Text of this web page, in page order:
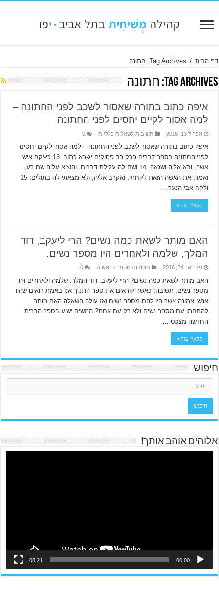
דף הבית / Tag Archives: חתונה
Tag Archives: חתונה
איפה כתוב בתורה שאסור לשכב לפני החתונה –
למה אסור לקיים יחסים לפני החתונה
אפריל 13, 2016 תשובות לשאלות כלליות 0
איפה כתוב בתורה שאסור לשכב לפני החתונה – למה אסור לקיים יחסים
לפני החתונה בספר דברים פרק כב פסוקים יג-כא כתוב: 13 כי-יקח איש
אשה; ובא אליה ושנאה: 14 ושם לה עלילת דברים, והוציא עליה שם רע;
ואמר, את-האשה הזאת לקחתי, ואקרב אליה, ולא-מצאתי לה בתולים: 15
ולקח אבי הנער …
קרא\י עוד »
האם מותר לשאת כמה נשים? הרי ליעקב, דוד
המלך, שלמה ולאחרים היו מספר נשים.
פברואר 24, 2016 תשובות מספר בראשית 0
האם מותר לשאת כמה נשים? הרי ליעקב, דוד המלך, שלמה ולאחרים היו
מספר נשים. תשובה: כאשר קוראים את ספר התנ”ך אנו באמת רואים שהיו
אנשי אמונה אשר היו להם מספר נשים ואז עולה השאלה האם מותר
להתחתן עם מספר נשים ולא רק עם אחת? המשיח ישוע בספר הברית
החדשה מצטט …
קרא\י עוד »
חיפוש
אלוהים אוהב אותך!
00:00
08:21